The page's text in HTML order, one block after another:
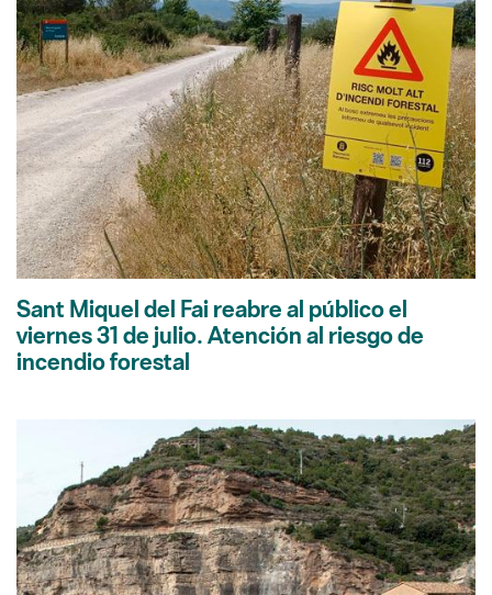
Sant Miquel del Fai reabre al público el
viernes 31 de julio. Atención al riesgo de
incendio forestal